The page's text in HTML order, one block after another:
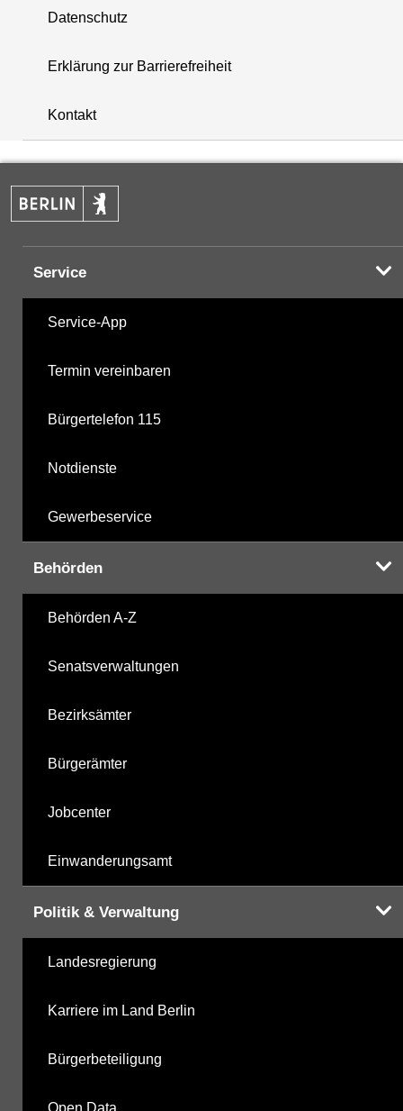
+
−
Datenschutz
Erklärung zur Barrierefreiheit
Kontakt
Service
Service-App
Termin vereinbaren
Bürgertelefon 115
Notdienste
Gewerbeservice
Behörden
Behörden A-Z
Senatsverwaltungen
Bezirksämter
Bürgerämter
Jobcenter
Einwanderungsamt
Politik & Verwaltung
Landesregierung
Karriere im Land Berlin
Bürgerbeteiligung
Open Data